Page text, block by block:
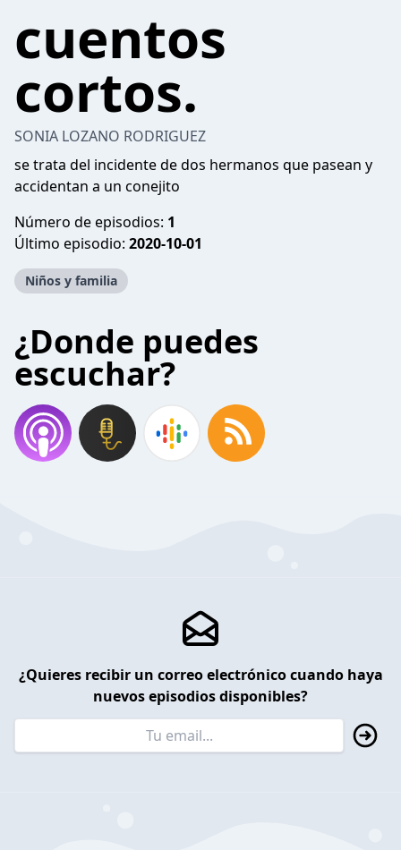
cuentos
cortos.
SONIA LOZANO RODRIGUEZ
se trata del incidente de dos hermanos que pasean y
accidentan a un conejito
Número de episodios: 1
Último episodio: 2020-10-01
Niños y familia
¿Donde puedes
escuchar?
¿Quieres recibir un correo electrónico cuando haya
nuevos episodios disponibles?